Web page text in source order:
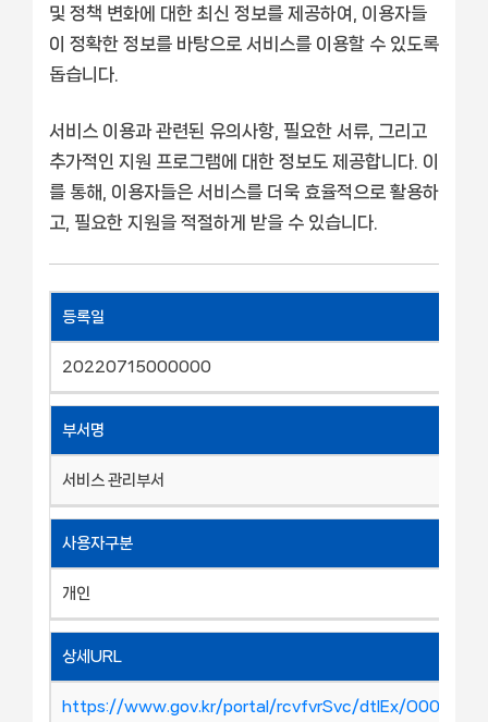
및 정책 변화에 대한 최신 정보를 제공하여, 이용자들
이 정확한 정보를 바탕으로 서비스를 이용할 수 있도록
돕습니다.
서비스 이용과 관련된 유의사항, 필요한 서류, 그리고
추가적인 지원 프로그램에 대한 정보도 제공합니다. 이
를 통해, 이용자들은 서비스를 더욱 효율적으로 활용하
고, 필요한 지원을 적절하게 받을 수 있습니다.
등록일
20220715000000
부서명
서비스 관리부서
사용자구분
개인
상세URL
https://www.gov.kr/portal/rcvfvrSvc/dtlEx/